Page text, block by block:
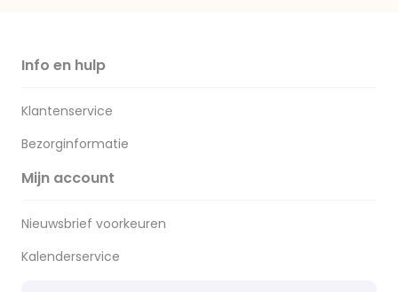
Info en hulp
Klantenservice
Bezorginformatie
Mijn account
Nieuwsbrief voorkeuren
Kalenderservice